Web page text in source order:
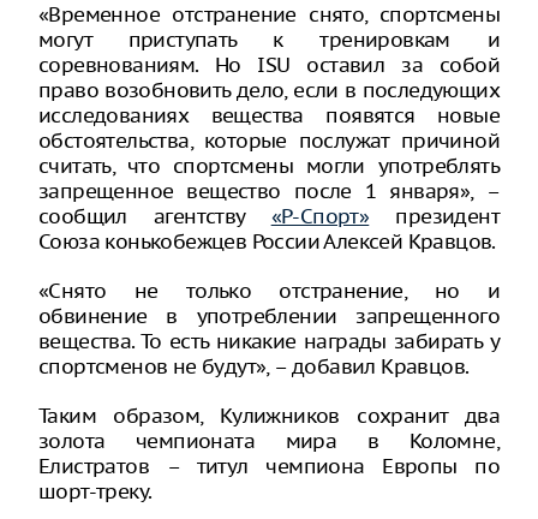
«Временное отстранение снято, спортсмены
могут приступать к тренировкам и
соревнованиям. Но ISU оставил за собой
право возобновить дело, если в последующих
исследованиях вещества появятся новые
обстоятельства, которые послужат причиной
считать, что спортсмены могли употреблять
запрещенное вещество после 1 января», –
сообщил агентству «Р-Спорт» президент
Союза конькобежцев России Алексей Кравцов.
«Снято не только отстранение, но и
обвинение в употреблении запрещенного
вещества. То есть никакие награды забирать у
спортсменов не будут», – добавил Кравцов.
Таким образом, Кулижников сохранит два
золота чемпионата мира в Коломне,
Елистратов – титул чемпиона Европы по
шорт-треку.